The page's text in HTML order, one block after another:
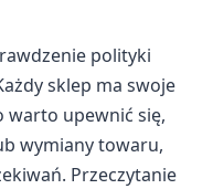
polityki
sklep ma swoje
warto upewnić się,
wymiany towaru,
Przeczytanie